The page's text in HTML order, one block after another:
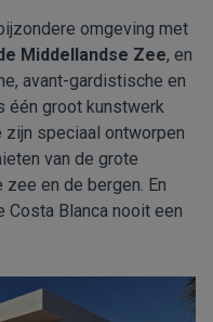
omgeving met
Middellandse Zee, en
avant-gardistische en
één groot kunstwerk
zijn speciaal ontworpen
van de grote
en de bergen. En
Costa Blanca nooit een